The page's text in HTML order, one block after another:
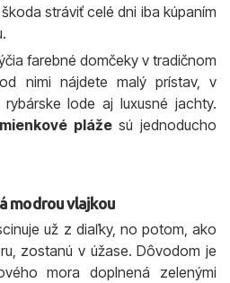
stráviť celé dni iba kúpaním
farebné domčeky v tradičnom
nimi nájdete malý prístav, v
lode aj luxusné jachty.
plážesú jednoducho
modrou vlajkou
už z diaľky, no potom, ako
zostanú v úžase. Dôvodom je
mora doplnená zelenými